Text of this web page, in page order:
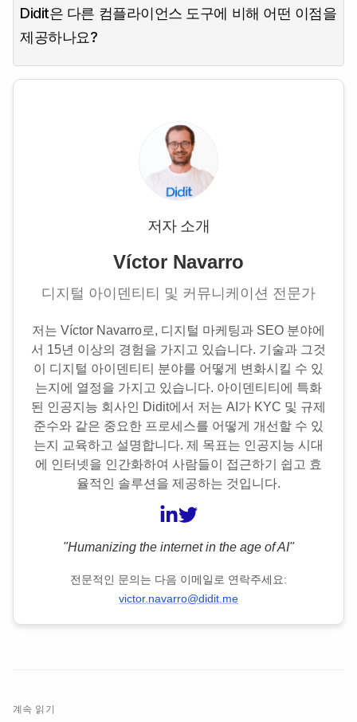
Didit은 다른 컴플라이언스 도구에 비해 어떤 이점을
제공하나요?
저자 소개
Víctor Navarro
디지털 아이덴티티 및 커뮤니케이션 전문가
저는 Víctor Navarro로, 디지털 마케팅과 SEO 분야에
서 15년 이상의 경험을 가지고 있습니다. 기술과 그것
이 디지털 아이덴티티 분야를 어떻게 변화시킬 수 있
는지에 열정을 가지고 있습니다. 아이덴티티에 특화
된 인공지능 회사인 Didit에서 저는 AI가 KYC 및 규제
준수와 같은 중요한 프로세스를 어떻게 개선할 수 있
는지 교육하고 설명합니다. 제 목표는 인공지능 시대
에 인터넷을 인간화하여 사람들이 접근하기 쉽고 효
율적인 솔루션을 제공하는 것입니다.
"Humanizing the internet in the age of AI"
전문적인 문의는 다음 이메일로 연락주세요:
victor.navarro@didit.me
계속 읽기